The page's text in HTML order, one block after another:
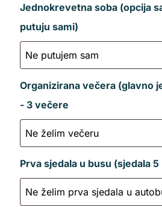
Jednokrevetna soba (opcija
putuju sami)
Organizirana večera (glavno
- 3 večere
Prva sjedala u busu (sjedala 5